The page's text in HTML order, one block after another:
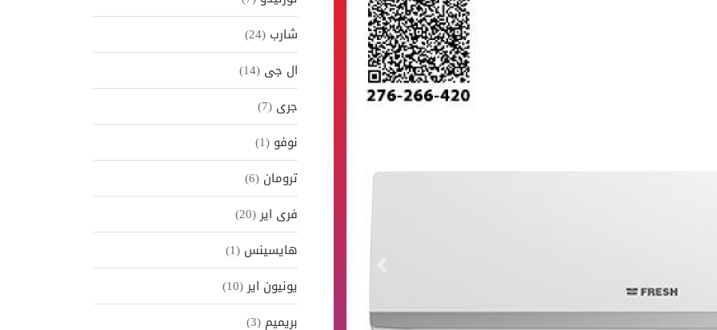
شارب (24)
ال جى (14)
جرى (7)
نوفو (1)
ترومان (6)
فرى اير(20)
هايسينس (1)
يونيون اير(10)
بريميم (3)